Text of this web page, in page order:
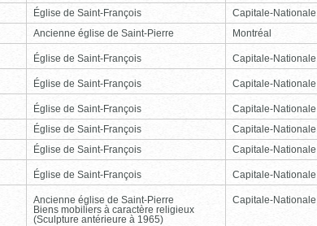
Église de Saint-François Capitale-Nationale
Ancienne église de Saint-Pierre Montréal
Église de Saint-François Capitale-Nationale
Église de Saint-François Capitale-Nationale
Église de Saint-François Capitale-Nationale
Église de Saint-François Capitale-Nationale
Église de Saint-François Capitale-Nationale
Église de Saint-François Capitale-Nationale
Ancienne église de Saint-Pierre
Biens mobiliers à caractère religieux
(Sculpture antérieure à 1965)
Capitale-Nationale